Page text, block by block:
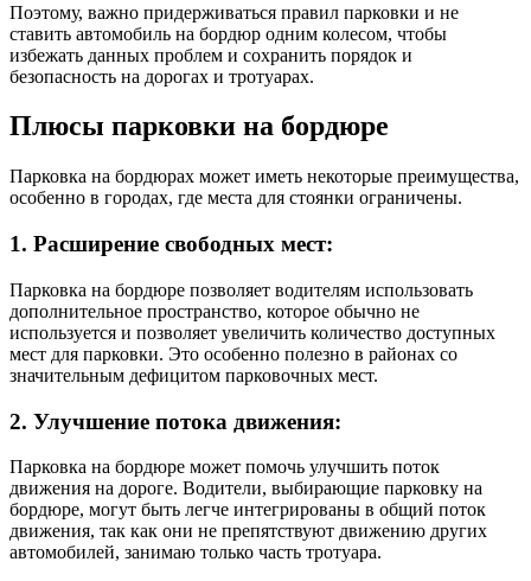
Поэтому, важно придерживаться правил парковки и не
ставить автомобиль на бордюр одним колесом, чтобы
избежать данных проблем и сохранить порядок и
безопасность на дорогах и тротуарах.
Плюсы парковки на бордюре
Парковка на бордюрах может иметь некоторые преимущества,
особенно в городах, где места для стоянки ограничены.
1. Расширение свободных мест:
Парковка на бордюре позволяет водителям использовать
дополнительное пространство, которое обычно не
используется и позволяет увеличить количество доступных
мест для парковки. Это особенно полезно в районах со
значительным дефицитом парковочных мест.
2. Улучшение потока движения:
Парковка на бордюре может помочь улучшить поток
движения на дороге. Водители, выбирающие парковку на
бордюре, могут быть легче интегрированы в общий поток
движения, так как они не препятствуют движению других
автомобилей, занимаю только часть тротуара.